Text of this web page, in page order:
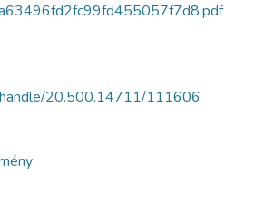
20.500.14711/111606